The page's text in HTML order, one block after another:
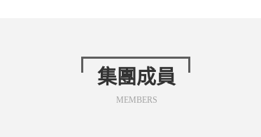
集團成員
MEMBERS